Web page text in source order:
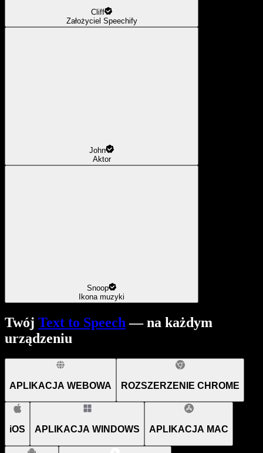
Cliff
Założyciel Speechify
John
Aktor
Snoop
Ikona muzyki
Twój Text to Speech— na każdym
urządzeniu
APLIKACJA WEBOWA ROZSZERZENIE CHROME
iOS APLIKACJA WINDOWS APLIKACJA MAC